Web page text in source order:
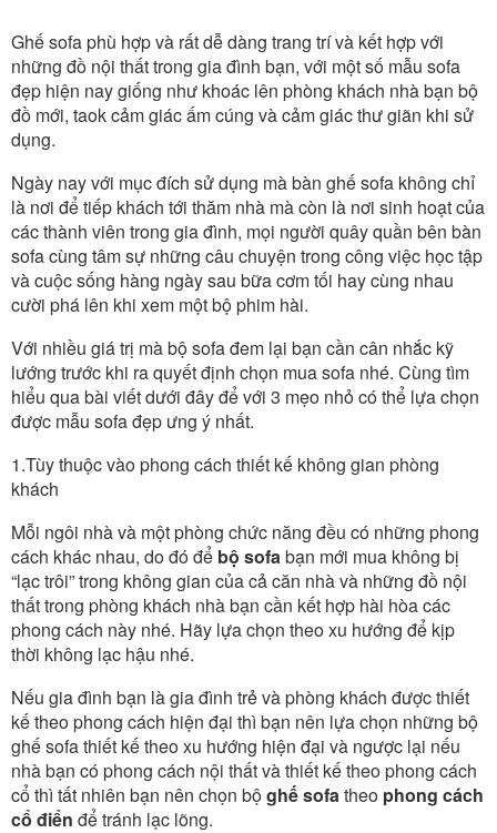
Ghế sofa phù hợp và rất dễ dàng trang trí và kết hợp với
những đồ nội thất trong gia đình bạn, với một số mẫu sofa
đẹp hiện nay giống như khoác lên phòng khách nhà bạn bộ
đồ mới, taok cảm giác ấm cúng và cảm giác thư giãn khi sử
dụng.
Ngày nay với mục đích sử dụng mà bàn ghế sofa không chỉ
là nơi để tiếp khách tới thăm nhà mà còn là nơi sinh hoạt của
các thành viên trong gia đình, mọi người quây quần bên bàn
sofa cùng tâm sự những câu chuyện trong công việc học tập
và cuộc sống hàng ngày sau bữa cơm tối hay cùng nhau
cười phá lên khi xem một bộ phim hài.
Với nhiều giá trị mà bộ sofa đem lại bạn cần cân nhắc kỹ
lướng trước khi ra quyết định chọn mua sofa nhé. Cùng tìm
hiểu qua bài viết dưới đây để với 3 mẹo nhỏ có thể lựa chọn
được mẫu sofa đẹp ưng ý nhất.
1.Tùy thuộc vào phong cách thiết kế không gian phòng
khách
Mỗi ngôi nhà và một phòng chức năng đều có những phong
cách khác nhau, do đó để bộ sofa bạn mới mua không bị
“lạc trôi” trong không gian của cả căn nhà và những đồ nội
thất trong phòng khách nhà bạn cần kết hợp hài hòa các
phong cách này nhé. Hãy lựa chọn theo xu hướng để kịp
thời không lạc hậu nhé.
Nếu gia đình bạn là gia đình trẻ và phòng khách được thiết
kế theo phong cách hiện đại thì bạn nên lựa chọn những bộ
ghế sofa thiết kế theo xu hướng hiện đại và ngược lại nếu
nhà bạn có phong cách nội thất và thiết kế theo phong cách
cổ thì tất nhiên bạn nên chọn bộghế sofa theo phong cách
cổ điển để tránh lạc lõng.